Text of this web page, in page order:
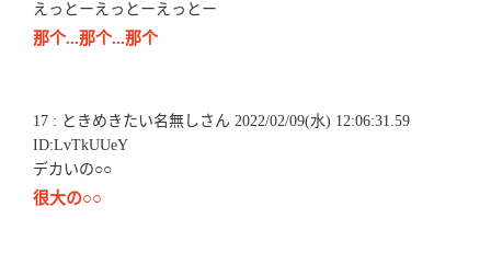
えっとーえっとーえっとー
那个...那个...那个
17 : ときめきたい名無しさん 2022/02/09(水) 12:06:31.59
ID:LvTkUUeY
デカいの○○
很大の○○